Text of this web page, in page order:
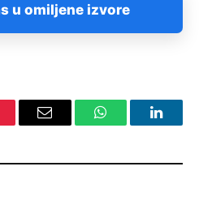
u omiljene izvore
Email WhatsApp